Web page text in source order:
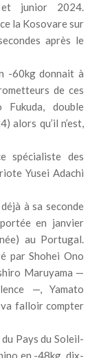
et junior 2024.
la Kosovare sur
après le
-60kg donnait à
de ces
Fukuda, double
alors qu’il n’est,
spécialiste des
Yusei Adachi
à sa seconde
en janvier
au Portugal.
par Shohei Ono
Maruyama —
—, Yamato
va falloir compter
Pays du Soleil-
en -48kg, dix-